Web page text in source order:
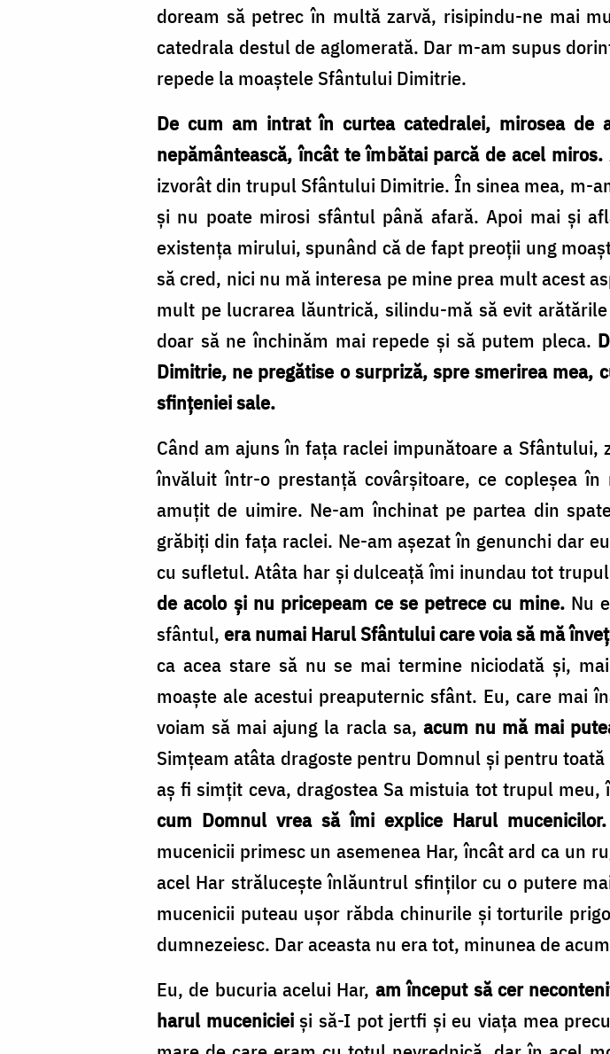
doream să petrec în multă zarvă, risipindu-ne mai
catedrala destul de aglomerată. Dar m-am supus
repede la moaștele Sfântului Dimitrie.
De cum am intrat în curtea catedralei, mirosea
nepământească, încât te îmbătai parcă de acel miros.
izvorât din trupul Sfântului Dimitrie. În sinea mea, m-
și nu poate mirosi sfântul până afară. Apoi mai și
existența mirului, spunând că de fapt preoții ung
să cred, nici nu mă interesa pe mine prea mult acest
mult pe lucrarea lăuntrică, silindu-mă să evit
doar să ne închinăm mai repede și să putem pleca.
Dimitrie, ne pregătise o surpriză, spre smerirea
sfințeniei sale.
Când am ajuns în fața raclei impunătoare a
învăluit într-o prestanță covârșitoare, ce copleșea
amuțit de uimire. Ne-am închinat pe partea din
grăbiți din fața raclei. Ne-am așezat în genunchi dar
cu sufletul. Atâta har și dulceață îmi inundau tot
de acolo și nu pricepeam ce se petrece cu mine.Nu
sfântul, era numai Harul Sfântului care voia să mă
ca acea stare să nu se mai termine niciodată și,
moaște ale acestui preaputernic sfânt. Eu, care mai
voiam să mai ajung la racla sa, acum nu mă mai
Simțeam atâta dragoste pentru Domnul și pentru
aș fi simțit ceva, dragostea Sa mistuia tot trupul
cum Domnul vrea să îmi explice Harul mucenicilor.
mucenicii primesc un asemenea Har, încât ard ca un
acel Har strălucește înlăuntrul sfinților cu o putere
mucenicii puteau ușor răbda chinurile și torturile
dumnezeiesc. Dar aceasta nu era tot, minunea de
Eu, de bucuria acelui Har, am început să cer
harul muceniciei și să-I pot jertfi și eu viața mea